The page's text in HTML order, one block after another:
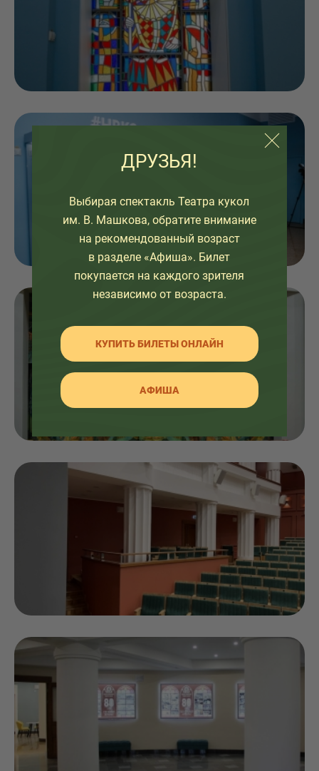
ДРУЗЬЯ!
Выбирая спектакль Театра кукол
им. В. Машкова, обратите внимание
на рекомендованный возраст
в разделе «Афиша». Билет
покупается на каждого зрителя
независимо от возраста.
КУПИТЬ БИЛЕТЫ ОНЛАЙН
АФИША